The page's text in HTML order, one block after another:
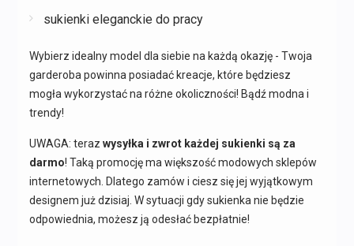
sukienki eleganckie do pracy
Wybierz idealny model dla siebie na każdą okazję - Twoja
garderoba powinna posiadać kreacje, które będziesz
mogła wykorzystać na różne okoliczności! Bądź modna i
trendy!
UWAGA: teraz wysyłka i zwrot każdej sukienki są za
darmo! Taką promocję ma większość modowych sklepów
internetowych. Dlatego zamów i ciesz się jej wyjątkowym
designem już dzisiaj. W sytuacji gdy sukienka nie będzie
odpowiednia, możesz ją odesłać bezpłatnie!